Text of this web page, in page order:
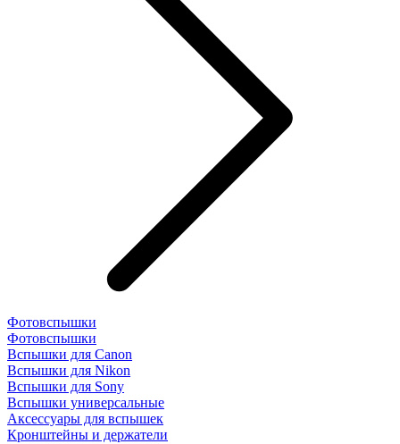
Фотовспышки
Фотовспышки
Вспышки для Canon
Вспышки для Nikon
Вспышки для Sony
Вспышки универсальные
Аксесcуары для вспышек
Кронштейны и держатели